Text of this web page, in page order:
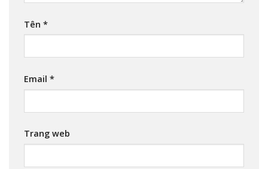
Tên *
Email *
Trang web